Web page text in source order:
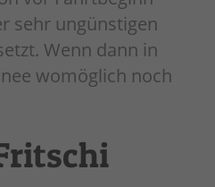
sehr ungünstigen
Wenn dann in
womöglich noch